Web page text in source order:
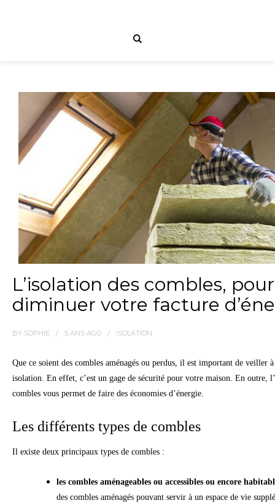
L’isolation des combles, pour
diminuer votre facture
BY SOPHIE 5 ANS AGO ISOLATION
Que ce soient des combles aménagés ou perdus, il est important de veiller
isolation. En effet, c’est un gage de sécurité pour votre maison. En outre,
combles vous permet de faire des économies d’énergie.
Les différents types de combles
Il existe deux principaux types de combles :
les combles aménageables ou accessibles ou encore
des combles aménagés pouvant servir à un espace de vie